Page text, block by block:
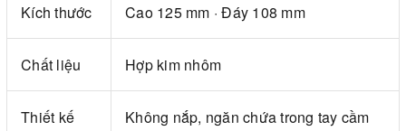
Kích thước Cao 125 mm · Đáy 108 mm
Chất liệu Hợp kim nhôm
Thiết kế Không nắp, ngăn chứa trong tay cầm